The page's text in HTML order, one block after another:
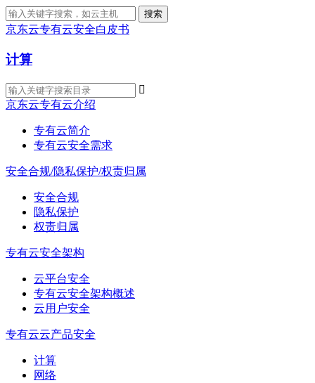
搜索
京东云专有云安全白皮书
计算

京东云专有云介绍
专有云简介
专有云安全需求
安全合规/隐私保护/权责归属
安全合规
隐私保护
权责归属
专有云安全架构
云平台安全
专有云安全架构概述
云用户安全
专有云云产品安全
计算
网络